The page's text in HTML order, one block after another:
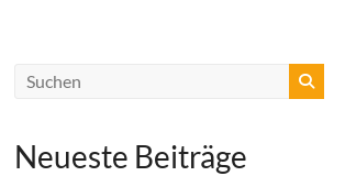
Neueste Beiträge